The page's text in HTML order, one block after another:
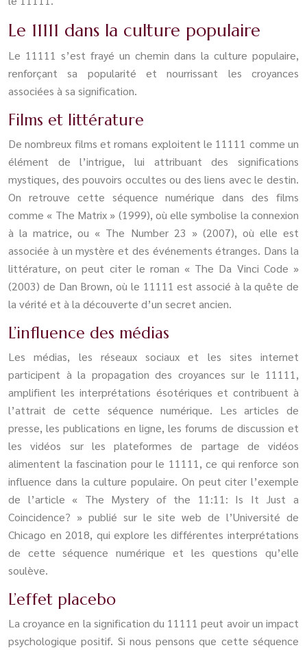
Le 11111 dans la culture populaire
Le 11111 s’est frayé un chemin dans la culture populaire,
renforçant sa popularité et nourrissant les croyances
associées à sa signification.
Films et littérature
De nombreux films et romans exploitent le 11111 comme un
élément de l’intrigue, lui attribuant des significations
mystiques, des pouvoirs occultes ou des liens avec le destin.
On retrouve cette séquence numérique dans des films
comme « The Matrix » (1999), où elle symbolise la connexion
à la matrice, ou « The Number 23 » (2007), où elle est
associée à un mystère et des événements étranges. Dans la
littérature, on peut citer le roman « The Da Vinci Code »
(2003) de Dan Brown, où le 11111 est associé à la quête de
la vérité et à la découverte d’un secret ancien.
L’influence des médias
Les médias, les réseaux sociaux et les sites internet
participent à la propagation des croyances sur le 11111,
amplifient les interprétations ésotériques et contribuent à
l’attrait de cette séquence numérique. Les articles de
presse, les publications en ligne, les forums de discussion et
les vidéos sur les plateformes de partage de vidéos
alimentent la fascination pour le 11111, ce qui renforce son
influence dans la culture populaire. On peut citer l’exemple
de l’article « The Mystery of the 11:11: Is It Just a
Coincidence? » publié sur le site web de l’Université de
Chicago en 2018, qui explore les différentes interprétations
de cette séquence numérique et les questions qu’elle
soulève.
L’effet placebo
La croyance en la signification du 11111 peut avoir un impact
psychologique positif. Si nous pensons que cette séquence